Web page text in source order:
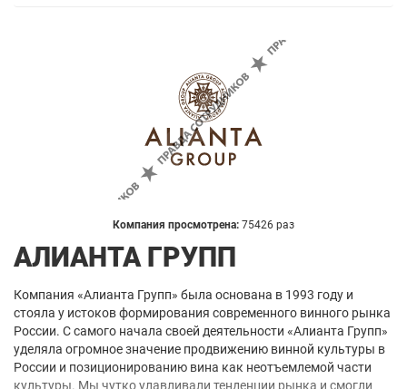
Компания просмотрена: 75426 раз
АЛИАНТА ГРУПП
Компания «Алианта Групп» была основана в 1993 году и
стояла у истоков формирования современного винного рынка
России. С самого начала своей деятельности «Алианта Групп»
уделяла огромное значение продвижению винной культуры в
России и позиционированию вина как неотъемлемой части
культуры. Мы чутко улавливали тенденции рынка и смогли